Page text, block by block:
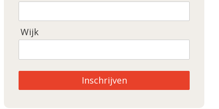
Wijk
Inschrijven